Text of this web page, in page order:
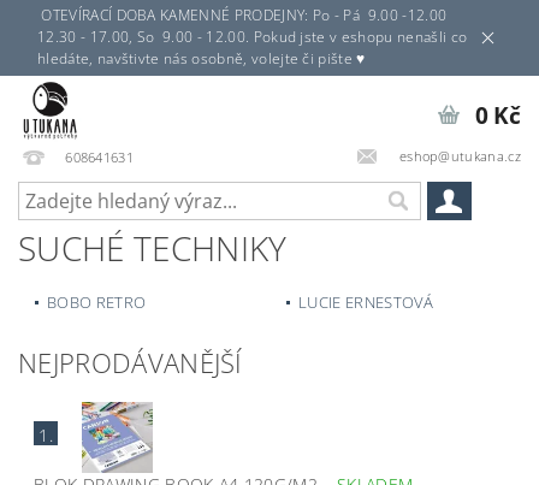
OTEVÍRACÍ DOBA KAMENNÉ PRODEJNY: Po - Pá 9.00 -12.00
12.30 - 17.00, So 9.00 - 12.00. Pokud jste v eshopu nenašli co
hledáte, navštivte nás osobně, volejte či pište ♥
608641631 eshop@utukana.cz
0 Kč
SUCHÉ TECHNIKY
BOBO RETRO LUCIE ERNESTOVÁ
NEJPRODÁVANĚJŠÍ
1.